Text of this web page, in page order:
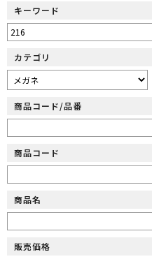
キーワード
カテゴリ
商品コード/品番
商品コード
商品名
販売価格